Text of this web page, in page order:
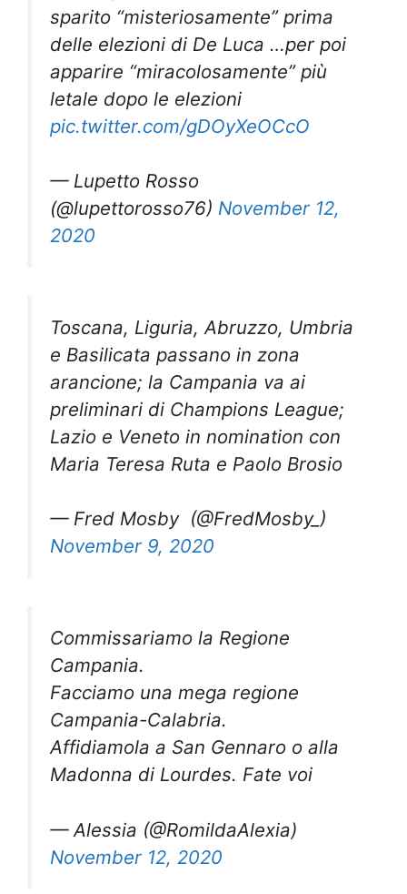
sparito “misteriosamente” prima
delle elezioni di De Luca …per poi
apparire “miracolosamente” più
letale dopo le elezioni
pic.twitter.com/gDOyXeOCcO
— Lupetto Rosso
(@lupettorosso76) November 12,
2020
Toscana, Liguria, Abruzzo, Umbria
e Basilicata passano in zona
arancione; la Campania va ai
preliminari di Champions League;
Lazio e Veneto in nomination con
Maria Teresa Ruta e Paolo Brosio
— Fred Mosby ️‍ (@FredMosby_)
November 9, 2020
Commissariamo la Regione
Campania.
Facciamo una mega regione
Campania-Calabria.
Affidiamola a San Gennaro o alla
Madonna di Lourdes. Fate voi
— Alessia (@RomildaAlexia)
November 12, 2020